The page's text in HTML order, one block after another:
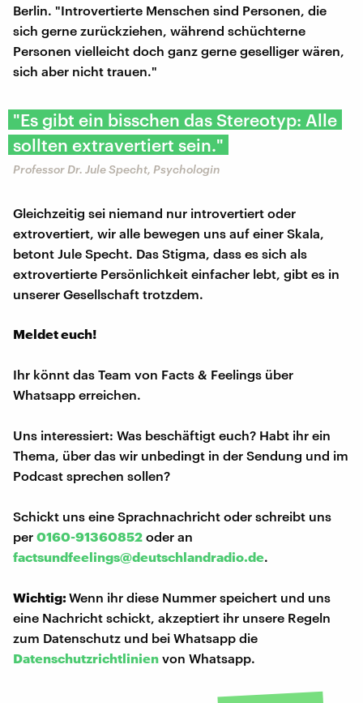
Berlin. "Introvertierte Menschen sind Personen, die
sich gerne zurückziehen, während schüchterne
Personen vielleicht doch ganz gerne geselliger wären,
sich aber nicht trauen."
"Es gibt ein bisschen das Stereotyp: Alle
sollten extravertiert sein."
Professor Dr. Jule Specht, Psychologin
Gleichzeitig sei niemand nur introvertiert oder
extrovertiert, wir alle bewegen uns auf einer Skala,
betont Jule Specht. Das Stigma, dass es sich als
extrovertierte Persönlichkeit einfacher lebt, gibt es in
unserer Gesellschaft trotzdem.
Meldet euch!
Ihr könnt das Team von Facts & Feelings über
Whatsapp erreichen.
Uns interessiert: Was beschäftigt euch? Habt ihr ein
Thema, über das wir unbedingt in der Sendung und im
Podcast sprechen sollen?
Schickt uns eine Sprachnachricht oder schreibt uns
per 0160-91360852 oder an
factsundfeelings@deutschlandradio.de.
Wichtig:Wenn ihr diese Nummer speichert und uns
eine Nachricht schickt, akzeptiert ihr unsere Regeln
zum Datenschutz und bei Whatsapp die
Datenschutzrichtlinien von Whatsapp.